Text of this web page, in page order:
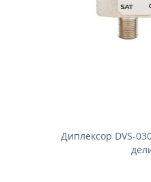
Диплексор DVS-